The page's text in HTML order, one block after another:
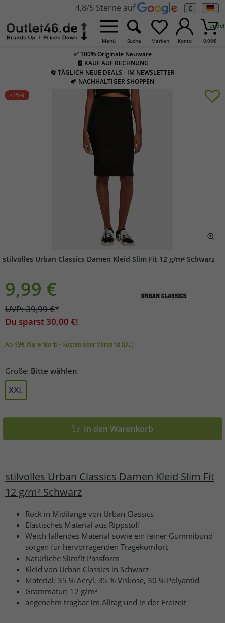
4,8/5 Sterne auf €
Menü Suche Merken Konto 0,00€
✅ 100% Originale Neuware
🧾 KAUF AUF RECHNUNG
🔄 TÄGLICH NEUE DEALS - IM NEWSLETTER
🌱 NACHHALTIGER SHOPPEN
-75%
stilvolles Urban Classics Damen Kleid Slim Fit 12 g/m² Schwarz
9,99 €
UVP:39,99€*
Du sparst 30,00 €!
Ab 49€ Warenkorb - Kostenloser Versand (DE)
Größe: Bitte wählen
XXL
In den Warenkorb
stilvolles Urban Classics Damen Kleid Slim Fit
12 g/m² Schwarz
Rock in Midilänge von Urban Classics
Elastisches Material aus Rippstoff
Weich fallendes Material sowie ein feiner Gummibund
sorgen für hervorragenden Tragekomfort
Natürliche Slimfit Passform
Kleid von Urban Classics in Schwarz
Material: 35 % Acryl, 35 % Viskose, 30 % Polyamid
Grammatur: 12 g/m²
angenehm tragbar im Alltag und in der Freizeit